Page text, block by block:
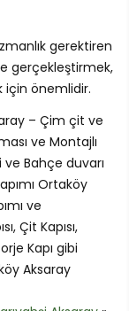
gerektiren
gerçekleştirmek,
önemlidir.
– Çim çit ve
ve Montajlı
Bahçe duvarı
Ortaköy
ve
Çit Kapısı,
Kapı gibi
Aksaray